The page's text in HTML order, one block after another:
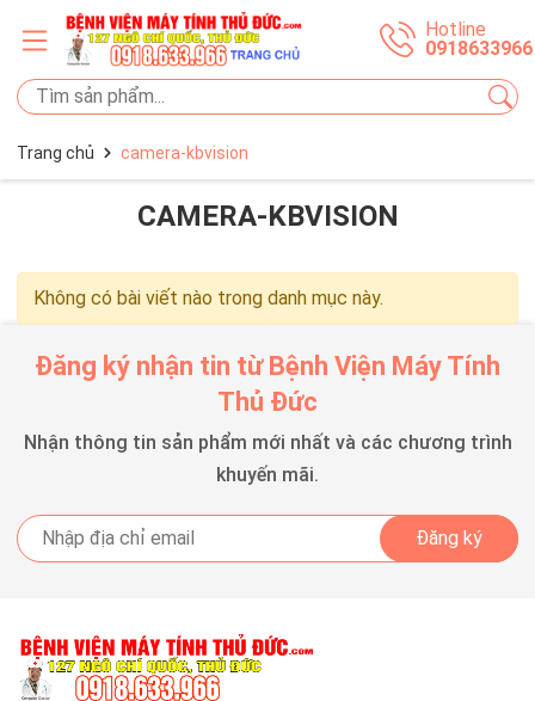
Hotline
0918633966
Trang chủ camera-kbvision
CAMERA-KBVISION
Không có bài viết nào trong danh mục này.
Đăng ký nhận tin từ Bệnh Viện Máy Tính
Thủ Đức
Nhận thông tin sản phẩm mới nhất và các chương trình
khuyến mãi.
Đăng ký